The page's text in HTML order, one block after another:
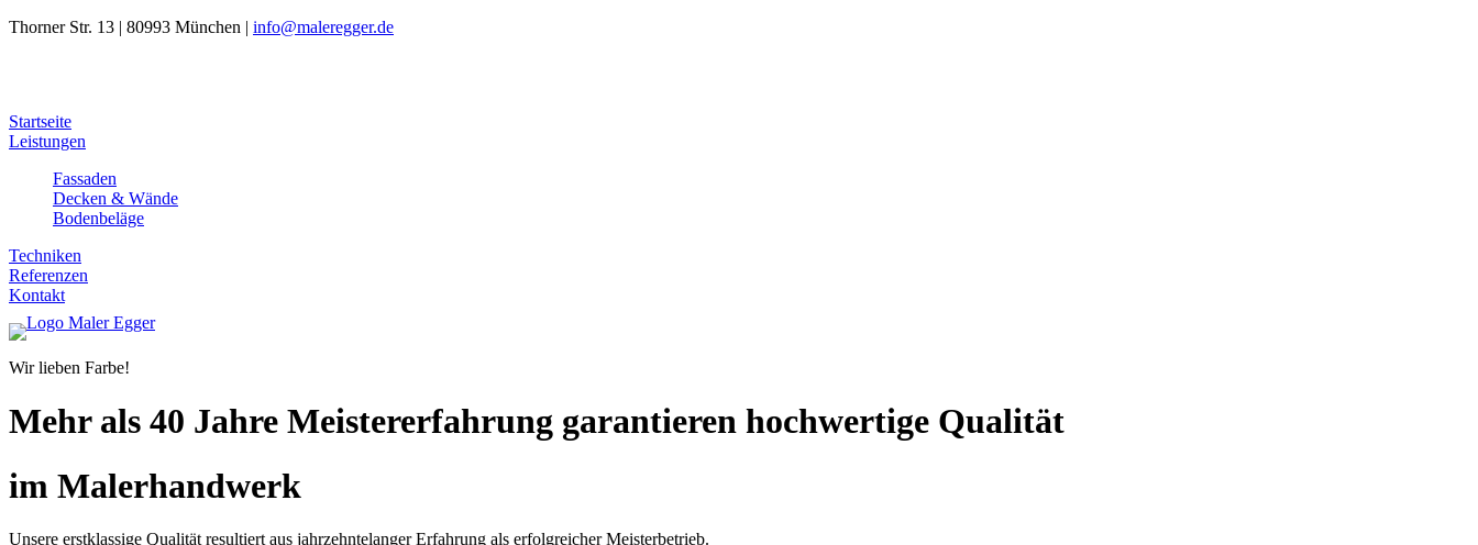
Thorner Str. 13 | 80993 München | info@maleregger.de
Startseite
Leistungen
Fassaden
Decken & Wände
Bodenbeläge
Techniken
Referenzen
Kontakt
Wir lieben Farbe!
Mehr als 40 Jahre Meistererfahrung garantieren hochwertige Qualität
im Malerhandwerk
Unsere erstklassige Qualität resultiert aus jahrzehntelanger Erfahrung als erfolgreicher Meisterbetrieb.